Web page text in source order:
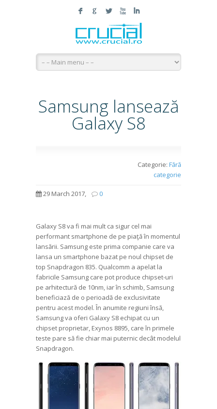
F G L X I
Samsung lansează
Galaxy S8
Categorie: Fără
categorie
29 March 2017, 0
Galaxy S8 va fi mai mult ca sigur cel mai
performant smartphone de pe piaţă în momentul
lansării. Samsung este prima companie care va
lansa un smartphone bazat pe noul chipset de
top Snapdragon 835. Qualcomm a apelat la
fabricile Samsung care pot produce chipset-uri
pe arhitectură de 10nm, iar în schimb, Samsung
beneficiază de o perioadă de exclusivitate
pentru acest model. În anumite regiuni însă,
Samsung va oferi Galaxy S8 echipat cu un
chipset proprietar, Exynos 8895, care în primele
teste pare să fie chiar mai puternic decât modelul
Snapdragon.